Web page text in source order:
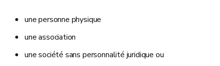
une personne physique
une association
une société sans personnalité juridique ou